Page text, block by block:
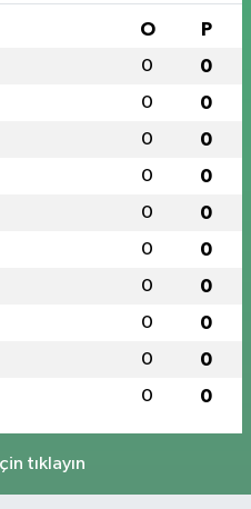
O P
0 0
0 0
0 0
0 0
0 0
0 0
0 0
0 0
0 0
0 0
tıklayın